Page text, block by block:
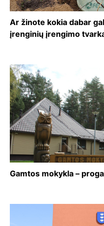
Ar žinote kokia dabar
įrenginių įrengimo
Gamtos mokykla –